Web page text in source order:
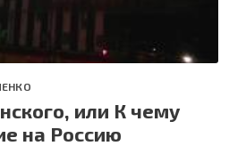
или К чему
на Россию